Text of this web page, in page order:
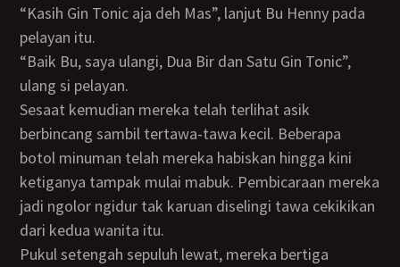
“Kasih Gin Tonic aja deh Mas”, lanjut Bu Henny pada
pelayan itu.
“Baik Bu, saya ulangi, Dua Bir dan Satu Gin Tonic”,
ulang si pelayan.
Sesaat kemudian mereka telah terlihat asik
berbincang sambil tertawa-tawa kecil. Beberapa
botol minuman telah mereka habiskan hingga kini
ketiganya tampak mulai mabuk. Pembicaraan mereka
jadi ngolor ngidur tak karuan diselingi tawa cekikikan
dari kedua wanita itu.
Pukul setengah sepuluh lewat, mereka bertiga